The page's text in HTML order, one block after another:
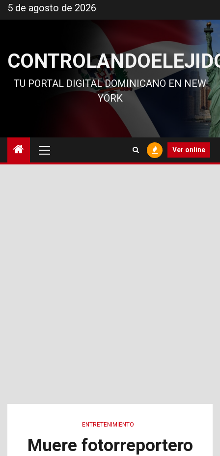
al
5 de agosto de 2026
TU PORTAL DIGITAL DOMINICANO EN NEW
YORK
principal
Ver online
ENTRETENIMIENTO
Muere fotorreportero